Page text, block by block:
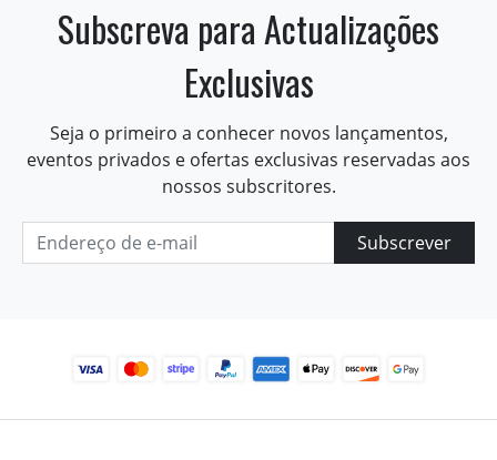
Subscreva para Actualizações
Exclusivas
Seja o primeiro a conhecer novos lançamentos,
eventos privados e ofertas exclusivas reservadas aos
nossos subscritores.
Subscrever